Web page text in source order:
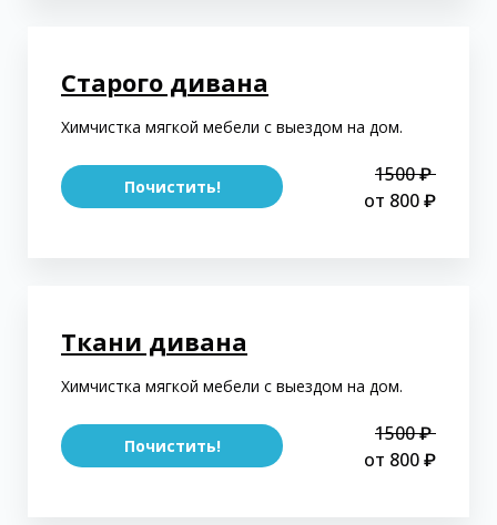
Старого дивана
Химчистка мягкой мебели с выездом на дом.
Почистить!
1500 ₽
от 800 ₽
Ткани дивана
Химчистка мягкой мебели с выездом на дом.
Почистить!
1500 ₽
от 800 ₽